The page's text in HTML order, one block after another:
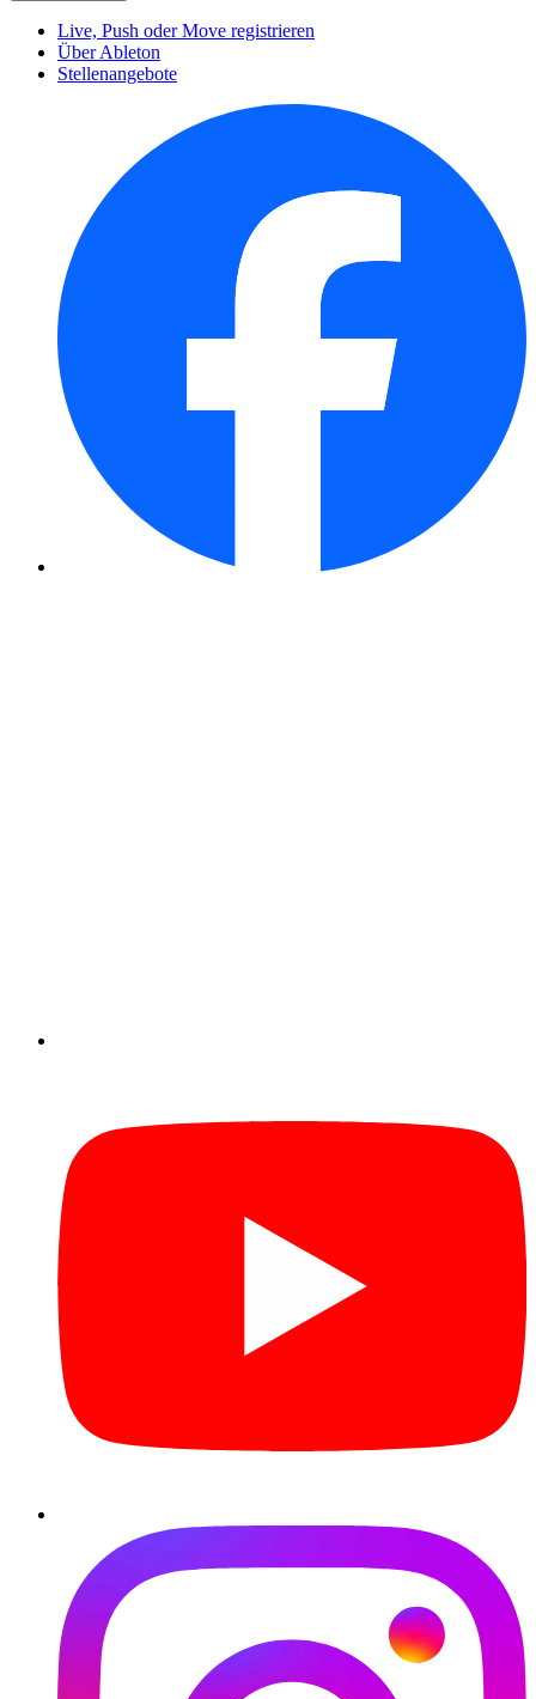
Live, Push oder Move registrieren
Über Ableton
Stellenangebote